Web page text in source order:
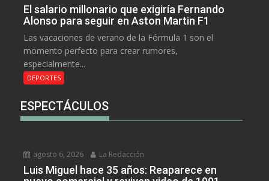
El salario millonario que exigiría Fernando
Alonso para seguir en Aston Martin F1
Las vacaciones de verano de la Fórmula 1 son el
momento perfecto para crear rumores,
especialmente...
DEPORTES
ESPECTÁCULOS
agosto 6, 2026 La Redacción
Luis Miguel hace 35 años: Reaparece en